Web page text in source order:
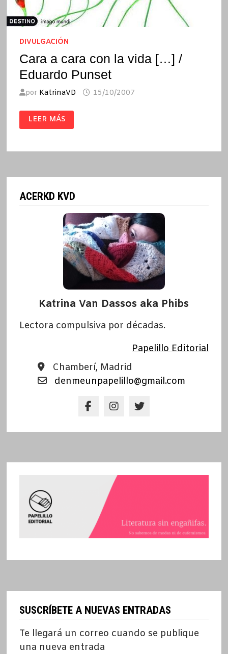
DIVULGACIÓN
Cara a cara con la vida […] /
Eduardo Punset
por KatrinaVD 15/10/2007
CARA
A
CARA
VIDA
PUNSET
LEER MÁS
ACERKD KVD
Katrina Van Dassos aka Phibs
Lectora compulsiva por décadas.
Papelillo Editorial
Chamberí, Madrid
denmeunpapelillo@gmail.com
SUSCRÍBETE A NUEVAS ENTRADAS
Te llegará un correo cuando se publique
una nueva entrada